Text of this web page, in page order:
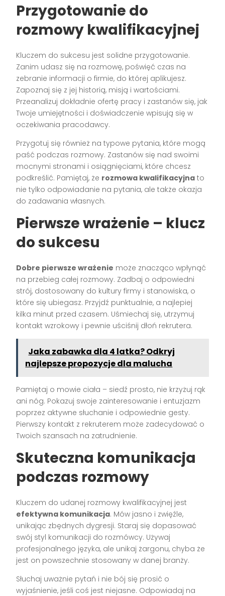
Przygotowanie do
rozmowy kwalifikacyjnej
Kluczem do sukcesu jest solidne przygotowanie.
Zanim udasz się na rozmowę, poświęć czas na
zebranie informacji o firmie, do której aplikujesz.
Zapoznaj się z jej historią, misją i wartościami.
Przeanalizuj dokładnie ofertę pracy i zastanów się, jak
Twoje umiejętności i doświadczenie wpisują się w
oczekiwania pracodawcy.
Przygotuj się również na typowe pytania, które mogą
paść podczas rozmowy. Zastanów się nad swoimi
mocnymi stronami i osiągnięciami, które chcesz
podkreślić. Pamiętaj, że rozmowa kwalifikacyjna to
nie tylko odpowiadanie na pytania, ale także okazja
do zadawania własnych.
Pierwsze wrażenie – klucz
do sukcesu
Dobre pierwsze wrażenie może znacząco wpłynąć
na przebieg całej rozmowy. Zadbaj o odpowiedni
strój, dostosowany do kultury firmy i stanowiska, o
które się ubiegasz. Przyjdź punktualnie, a najlepiej
kilka minut przed czasem. Uśmiechaj się, utrzymuj
kontakt wzrokowy i pewnie uściśnij dłoń rekrutera.
Jaka zabawka dla 4 latka? Odkryj
najlepsze propozycje dla malucha
Pamiętaj o mowie ciała – siedź prosto, nie krzyżuj rąk
ani nóg. Pokazuj swoje zainteresowanie i entuzjazm
poprzez aktywne słuchanie i odpowiednie gesty.
Pierwszy kontakt z rekruterem może zadecydować o
Twoich szansach na zatrudnienie.
Skuteczna komunikacja
podczas rozmowy
Kluczem do udanej rozmowy kwalifikacyjnej jest
efektywna komunikacja. Mów jasno i zwięźle,
unikając zbędnych dygresji. Staraj się dopasować
swój styl komunikacji do rozmówcy. Używaj
profesjonalnego języka, ale unikaj żargonu, chyba że
jest on powszechnie stosowany w danej branży.
Słuchaj uważnie pytań i nie bój się prosić o
wyjaśnienie, jeśli coś jest niejasne. Odpowiadaj na